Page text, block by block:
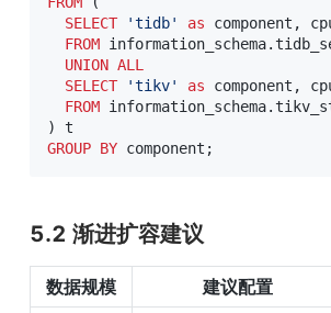
SELECT
'tidb' as component ,
FROM information_schema.
UNION ALL
SELECT
'tikv' as component ,
FROM information_schema.
)
GROUP BY component ;
5.2 渐进扩容建议
数据规模 建议配置